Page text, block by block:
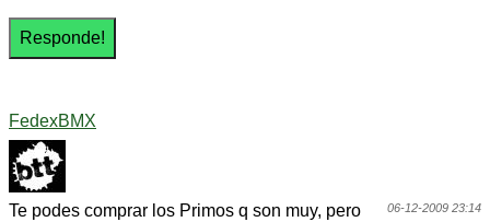
FedexBMX
06-12-2009 23:14
Te podes comprar los Primos q son muy, pero